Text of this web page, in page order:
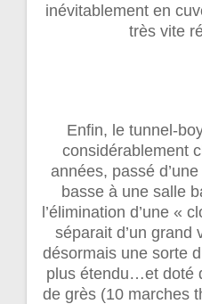
inévitablement en
très vite
Enfin, le tunnel-
considérablement
années, passé
basse à une salle
l’élimination d’une «
séparait d’un
désormais une sorte
plus étendu…et doté
de grès (10 marches